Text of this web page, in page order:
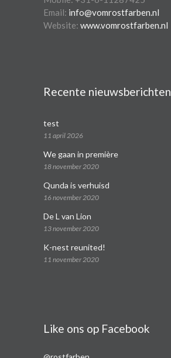
Email: info@vomrostfarben.nl
Website: www.vomrostfarben.nl
Recente nieuwsberichten
test
11 april 2026
We gaan in première
18 november 2020
Qunda is verhuisd
16 november 2020
De L van Lion
13 november 2020
K-nest reunited!
11 november 2020
Like ons op Facebook